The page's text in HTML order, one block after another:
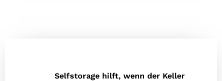
Selfstorage hilft, wenn der Keller